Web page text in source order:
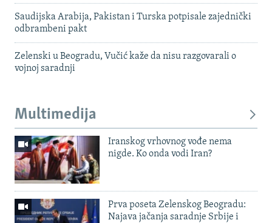
Saudijska Arabija, Pakistan i Turska potpisale zajednički
odbrambeni pakt
Zelenski u Beogradu, Vučić kaže da nisu razgovarali o
vojnoj saradnji
Multimedija
Iranskog vrhovnog vođe nema
nigde. Ko onda vodi Iran?
Prva poseta Zelenskog Beogradu:
Najava jačanja saradnje Srbije i